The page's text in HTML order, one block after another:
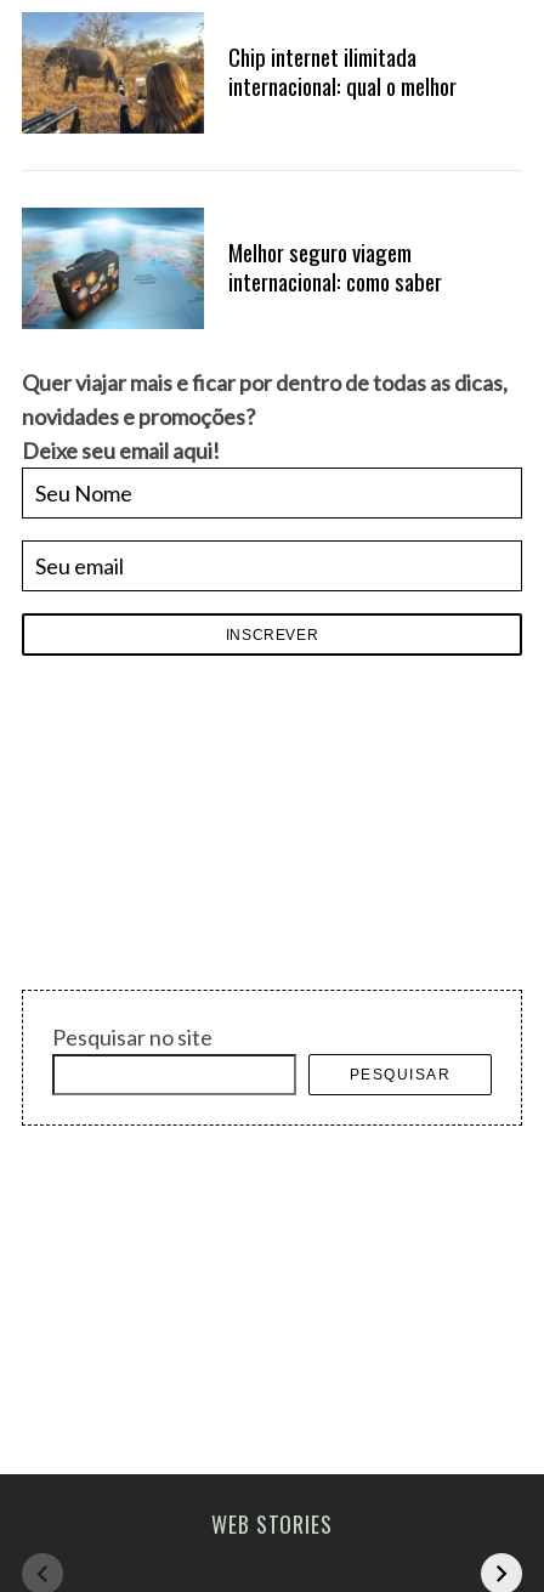
Chip internet ilimitada
internacional: qual o melhor
Melhor seguro viagem
internacional: como saber
Quer viajar mais e ficar por dentro de todas as dicas,
novidades e promoções?
Deixe seu email aqui!
Pesquisar no site
PESQUISAR
WEB STORIES
Melhoras atrações
de Paris
viagem em fevereiro
o
r
: